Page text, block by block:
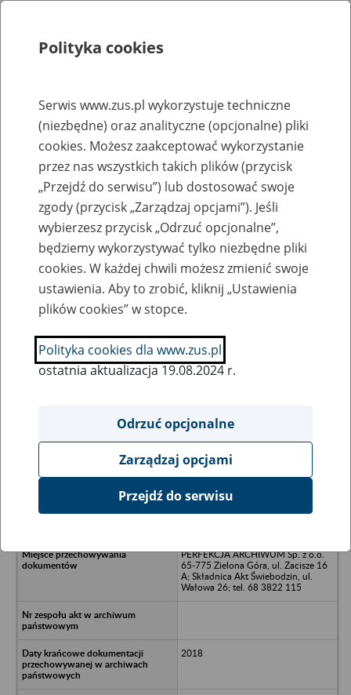
Rejestry, ewidencje i archiwa
Baza zlikwidowanych lub
przekształconych zakładów pracy
Nazwa zakładu pracy:
SZUKAJ
Ukryj wszystkie pozycje bazy
PROPOL Spółka z o.o. - Zielona
PERFEKCJA ARCHIWUM Sp. z o.o.
65-775 Zielona Góra, ul. Zacisze 16
A; Składnica Akt Świebodzin, ul.
Wałowa 26; tel. 68 3822 115
2018
Polityka cookies
Serwis www.zus.pl wykorzystuje techniczne
(niezbędne) oraz analityczne (opcjonalne) pliki
cookies. Możesz zaakceptować wykorzystanie
przez nas wszystkich takich plików (przycisk
„Przejdź do serwisu”) lub dostosować swoje
zgody (przycisk „Zarządzaj opcjami”). Jeśli
wybierzesz przycisk „Odrzuć opcjonalne”,
będziemy wykorzystywać tylko niezbędne pliki
cookies. W każdej chwili możesz zmienić swoje
ustawienia. Aby to zrobić, kliknij „Ustawienia
plików cookies” w stopce.
Polityka cookies dla www.zus.pl
ostatnia aktualizacja 19.08.2024 r.
Odrzuć opcjonalne
Zarządzaj opcjami
Przejdź do serwisu